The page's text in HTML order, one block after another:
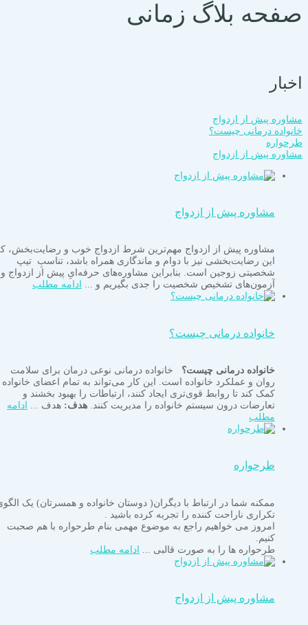
صفحه بلاگ زمانی
اخبار
مشاوره پیش از ازدواج
خانواده درمانی چیست؟
طرحواره
مشاوره پیش از ازدواج
مشاوره پیش از ازدواج
مشاوره پیش از ازدواج مهم‌ترین شرط ازدواج خوب و رضایت‌بخش، که
این رضایت‌بخشی نیز با دوام و ماندگاری همراه باشد، تناسبِ تیپ
شخصیتی زوجین است. بنابراین مشاوره‌های حرفه‌ایِ پیش از ازدواج و
آزمون‌های تشخیص شخصیت را جدی بگیریم و ...ادامه مطلب
خانواده درمانی چیست؟
خانواده درمانی چیست؟خانواده درمانی نوعی درمان برای سلامت
روان و عملکرد خانواده است. این کار می‌تواند به تمام اعضای خانواده
کمک کند تا روابط قوی‌تری ایجاد کنند، ارتباطات را بهبود بخشند و
تعارضات درون سیستم خانواده را مدیریت کنند.
هدف:هدف ...
ادامه
مطلب
طرحواره
ممکنه شما در ارتباط با دیگران( دوستان خانواده و همسرتان) یک الگوی
تکراری ناراحت کننده را تجربه کرده باشید .
امروز می خواهیم راجع به موضوع مهمی بنام طرحواره با هم صحبت
کنیم.
طرحواره ها را به صورت قالبی ...
ادامه مطلب
مشاوره پیش از ازدواج